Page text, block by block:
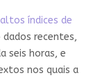
altos índices de
dados recentes,
seis horas, e
nos quais a